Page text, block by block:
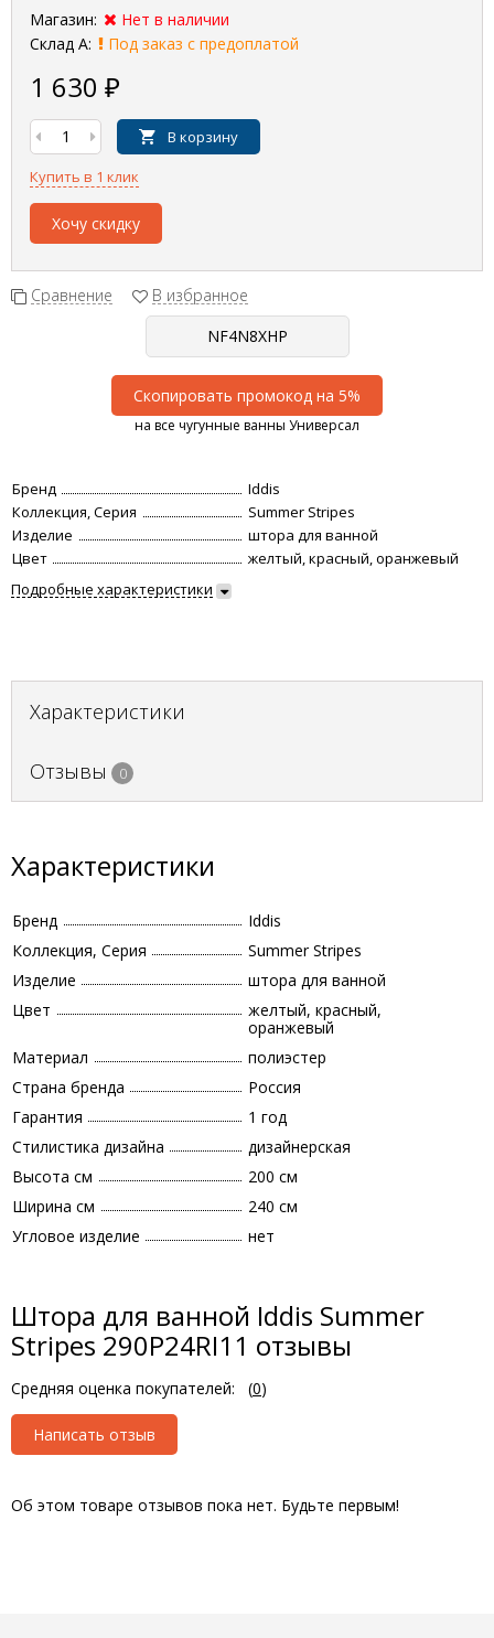
Магазин:
Нет в наличии
Склад А:
Под заказ с предоплатой
1 630 ₽
В корзину
Купить в 1 клик
Хочу скидку
Сравнение В избранное
Скопировать промокод на 5%
на все чугунные ванны Универсал
Бренд
Iddis
Коллекция, Серия
Summer Stripes
Изделие
штора для ванной
Цвет
желтый, красный, оранжевый
Подробные характеристики
Характеристики
Отзывы 0
Характеристики
Бренд
Iddis
Коллекция, Серия
Summer Stripes
Изделие
штора для ванной
Цвет
желтый, красный,
оранжевый
Материал
полиэстер
Страна бренда
Россия
Гарантия
1 год
Стилистика дизайна
дизайнерская
Высота см
200 см
Ширина см
240 см
Угловое изделие
нет
Штора для ванной Iddis Summer
Stripes 290P24RI11 отзывы
Средняя оценка покупателей: (0)
Написать отзыв
Об этом товаре отзывов пока нет. Будьте первым!